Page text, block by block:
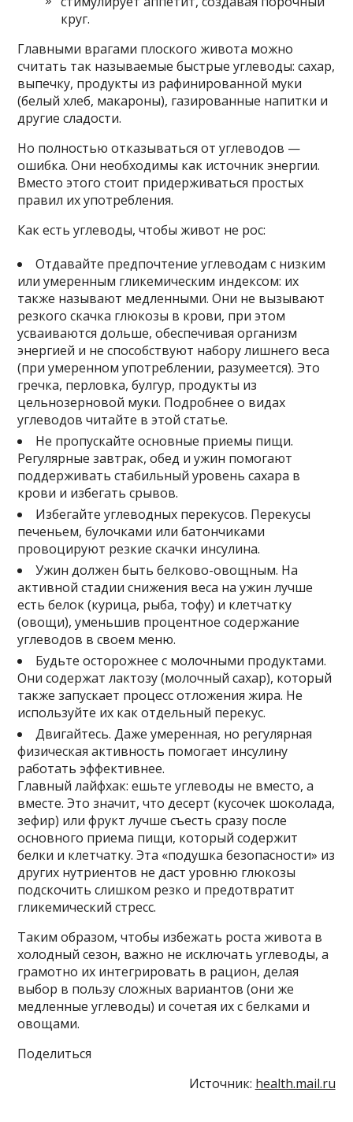
круг.
Главными врагами плоского живота можно
считать так называемые быстрые углеводы: сахар,
выпечку, продукты из рафинированной муки
(белый хлеб, макароны), газированные напитки и
другие сладости.
Но полностью отказываться от углеводов —
ошибка. Они необходимы как источник энергии.
Вместо этого стоит придерживаться простых
правил их употребления.
Как есть углеводы, чтобы живот не рос:
Отдавайте предпочтение углеводам с низким
или умеренным гликемическим индексом: их
также называют медленными. Они не вызывают
резкого скачка глюкозы в крови, при этом
усваиваются дольше, обеспечивая организм
энергией и не способствуют набору лишнего веса
(при умеренном употреблении, разумеется). Это
гречка, перловка, булгур, продукты из
цельнозерновой муки. Подробнее о видах
углеводов читайте в этой статье.
Не пропускайте основные приемы пищи.
Регулярные завтрак, обед и ужин помогают
поддерживать стабильный уровень сахара в
крови и избегать срывов.
Избегайте углеводных перекусов. Перекусы
печеньем, булочками или батончиками
провоцируют резкие скачки инсулина.
Ужин должен быть белково-овощным. На
активной стадии снижения веса на ужин лучше
есть белок (курица, рыба, тофу) и клетчатку
(овощи), уменьшив процентное содержание
углеводов в своем меню.
Будьте осторожнее с молочными продуктами.
Они содержат лактозу (молочный сахар), который
также запускает процесс отложения жира. Не
используйте их как отдельный перекус.
Двигайтесь. Даже умеренная, но регулярная
физическая активность помогает инсулину
работать эффективнее.
Главный лайфхак: ешьте углеводы не вместо, а
вместе. Это значит, что десерт (кусочек шоколада,
зефир) или фрукт лучше съесть сразу после
основного приема пищи, который содержит
белки и клетчатку. Эта «подушка безопасности» из
других нутриентов не даст уровню глюкозы
подскочить слишком резко и предотвратит
гликемический стресс.
Таким образом, чтобы избежать роста живота в
холодный сезон, важно не исключать углеводы, а
грамотно их интегрировать в рацион, делая
выбор в пользу сложных вариантов (они же
медленные углеводы) и сочетая их с белками и
овощами.
Поделиться
Источник: health.mail.ru